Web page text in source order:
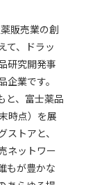
販売業の創
て、ドラッ
研究開発事
業です。
と、富士薬品
時点）を展
トアと、
ネットワー
もが豊かな